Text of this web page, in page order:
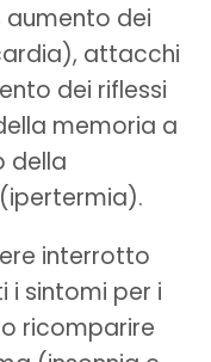
dei
attacchi
dei riflessi
memoria a
della
interrotto
i sintomi per i
ricomparire